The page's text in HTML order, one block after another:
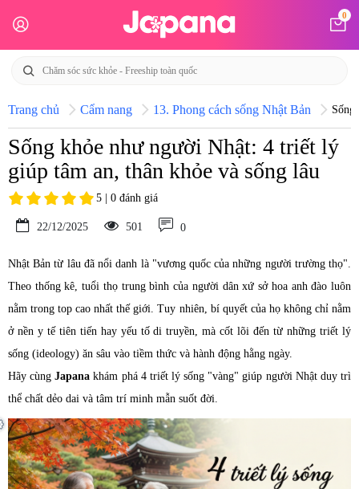
0
Trang chủ Cẩm nang 13. Phong cách sống Nhật Bản
Sống khỏe như người Nhật: 4 triết lý
giúp tâm an, thân khỏe và sống lâu
5 | 0 đánh giá
22/12/2025 501 0
Nhật Bản từ lâu đã nổi danh là "vương quốc của những người trường thọ".
Theo thống kê, tuổi thọ trung bình của người dân xứ sở hoa anh đào luôn
nằm trong top cao nhất thế giới. Tuy nhiên, bí quyết của họ không chỉ nằm
ở nền y tế tiên tiến hay yếu tố di truyền, mà cốt lõi đến từ những triết lý
sống (ideology) ăn sâu vào tiềm thức và hành động hằng ngày.
Hãy cùngJapana khám phá 4 triết lý sống "vàng" giúp người Nhật duy trì
thể chất dẻo dai và tâm trí minh mẫn suốt đời.